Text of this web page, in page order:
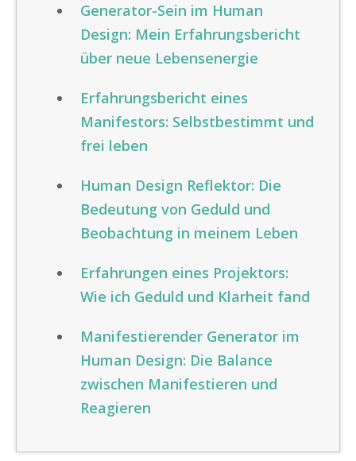
Generator-Sein im Human
Design: Mein Erfahrungsbericht
über neue Lebensenergie
Erfahrungsbericht eines
Manifestors: Selbstbestimmt und
frei leben
Human Design Reflektor: Die
Bedeutung von Geduld und
Beobachtung in meinem Leben
Erfahrungen eines Projektors:
Wie ich Geduld und Klarheit fand
Manifestierender Generator im
Human Design: Die Balance
zwischen Manifestieren und
Reagieren